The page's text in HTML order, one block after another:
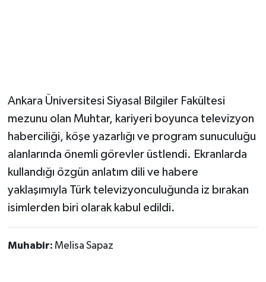
Ankara Üniversitesi Siyasal Bilgiler Fakültesi
mezunu olan Muhtar, kariyeri boyunca televizyon
haberciliği, köşe yazarlığı ve program sunuculuğu
alanlarında önemli görevler üstlendi. Ekranlarda
kullandığı özgün anlatım dili ve habere
yaklaşımıyla Türk televizyonculuğunda iz bırakan
isimlerden biri olarak kabul edildi.
Muhabir: Melisa Sapaz